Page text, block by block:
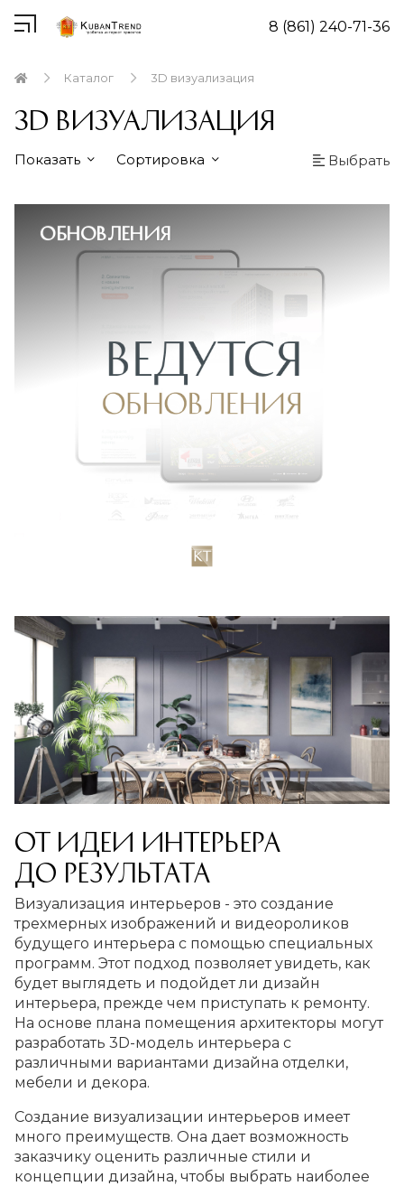
8 (861) 240-71-36
Каталог 3D визуализация
3D визуализация
Показать Сортировка Выбрать
Обновления
От идеи интерьера
до результата
Визуализация интерьеров - это создание
трехмерных изображений и видеороликов
будущего интерьера с помощью специальных
программ. Этот подход позволяет увидеть, как
будет выглядеть и подойдет ли дизайн
интерьера, прежде чем приступать к ремонту.
На основе плана помещения архитекторы могут
разработать 3D-модель интерьера с
различными вариантами дизайна отделки,
мебели и декора.
Создание визуализации интерьеров имеет
много преимуществ. Она дает возможность
заказчику оценить различные стили и
концепции дизайна, чтобы выбрать наиболее